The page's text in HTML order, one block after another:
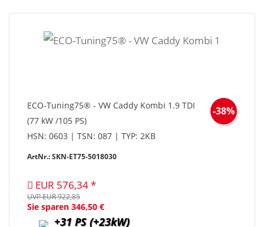
ECO-Tuning75® - VW Caddy Kombi 1.9 TDI
(77 kW /105 PS)
HSN: 0603 | TSN: 087 | TYP: 2KB
ArtNr.: SKN-ET75-5018030
EUR 576,34
-38%
UVP EUR 922,85
Sie sparen 346,50 €
+31 PS (+23kW)